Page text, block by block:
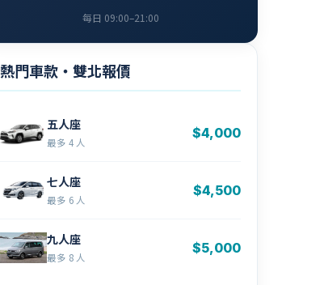
每日 09:00–21:00
熱門車款・雙北報價
五人座
最多 4 人
$4,000
七人座
最多 6 人
$4,500
九人座
最多 8 人
$5,000